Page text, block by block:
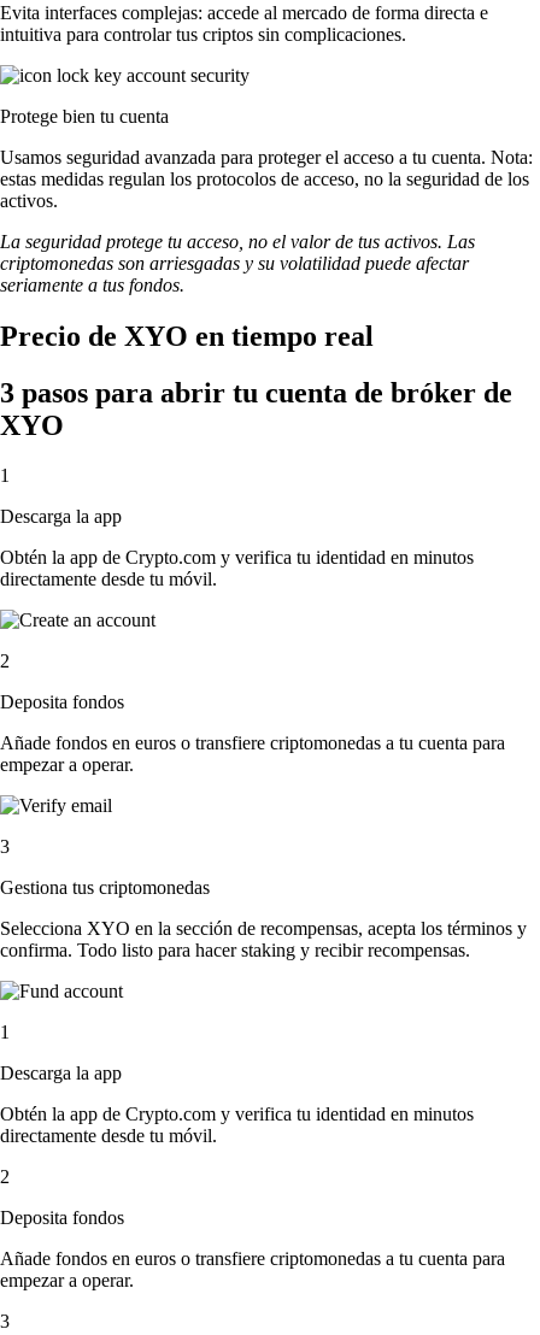
Evita interfaces complejas: accede al mercado de forma directa e
intuitiva para controlar tus criptos sin complicaciones.
Protege bien tu cuenta
Usamos seguridad avanzada para proteger el acceso a tu cuenta. Nota:
estas medidas regulan los protocolos de acceso, no la seguridad de los
activos.
La seguridad protege tu acceso, no el valor de tus activos. Las
criptomonedas son arriesgadas y su volatilidad puede afectar
seriamente a tus fondos.
Precio de XYO en tiempo real
3 pasos para abrir tu cuenta de bróker de
XYO
1
Descarga la app
Obtén la app de Crypto.com y verifica tu identidad en minutos
directamente desde tu móvil.
2
Deposita fondos
Añade fondos en euros o transfiere criptomonedas a tu cuenta para
empezar a operar.
3
Gestiona tus criptomonedas
Selecciona XYO en la sección de recompensas, acepta los términos y
confirma. Todo listo para hacer staking y recibir recompensas.
1
Descarga la app
Obtén la app de Crypto.com y verifica tu identidad en minutos
directamente desde tu móvil.
2
Deposita fondos
Añade fondos en euros o transfiere criptomonedas a tu cuenta para
empezar a operar.
3